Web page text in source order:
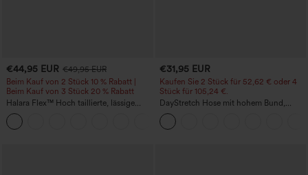
€44,95 EUR €49,95 EUR
Beim Kauf von 2 Stück 10 % Rabatt |
Beim Kauf von 3 Stück 20 % Rabatt
Halara Flex™ Hoch taillierte, lässige
Jeans mit Taschen, umgekrempeltem
Saum, weitem Bein und verwaschenem
Finish
€31,95 EUR
Kaufen Sie 2 Stück für 52,62 € oder 4
Stück für 105,24 €.
DayStretch Hose mit hohem Bund,
Barrel-Leg und Taschen